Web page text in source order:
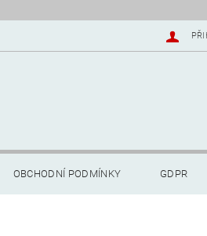
OBCHODNÍ PODMÍNKY GDPR